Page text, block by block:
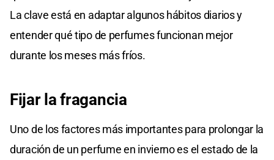
La clave está en adaptar algunos hábitos diarios y
entender qué tipo de perfumes funcionan mejor
durante los meses más fríos.
Fijar la fragancia
Uno de los factores más importantes para prolongar la
duración de un perfume en invierno es el estado de la